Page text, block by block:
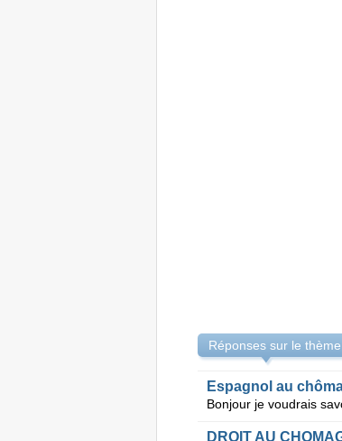
Réponses sur le
Espagnol au